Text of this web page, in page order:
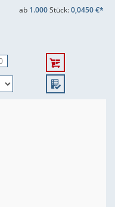
ab 1.000Stück:0,0450 €*